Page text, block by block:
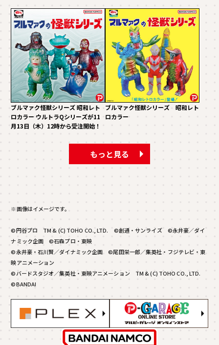
ブルマァク怪獣シリーズ 昭和レト
ロカラー ウルトラQシリーズが11
月13日（木）12時から受注開始！
ブルマァク怪獣シリーズ 昭和レト
ロカラー
もっと見る
※画像はイメージです。
©円谷プロ TM & (C) TOHO CO., LTD. ©創通・サンライズ ©永井豪／ダイ
ナミック企画 ©石森プロ・東映
©永井豪・石川賢／ダイナミック企画 ©尾田栄一郎／集英社・フジテレビ・東
映アニメーション
©バードスタジオ／集英社・東映アニメーション TM & (C) TOHO CO., LTD.
©BANDAI